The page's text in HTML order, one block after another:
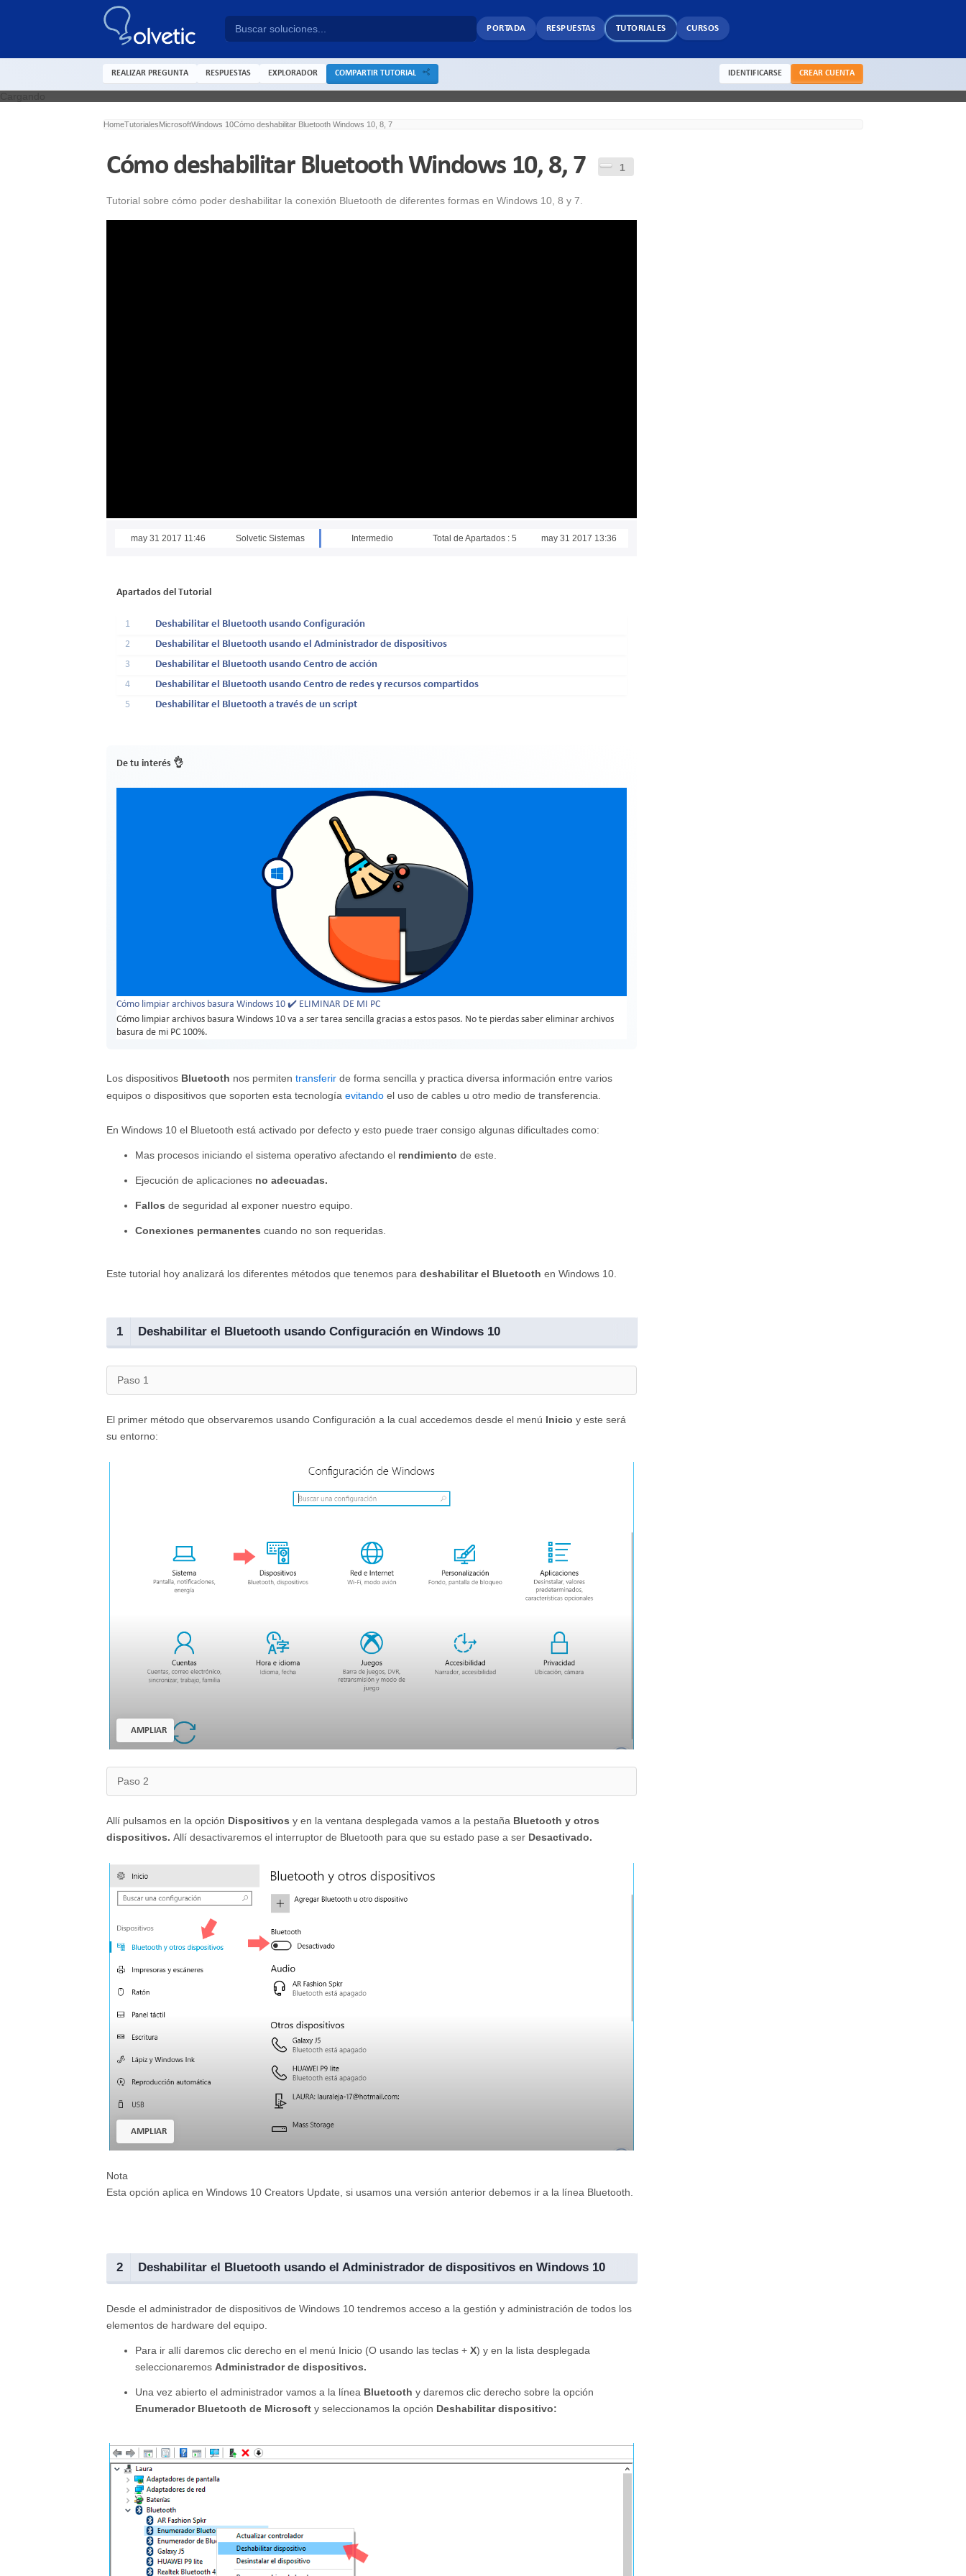
PORTADA RESPUESTAS TUTORIALES CURSOS
REALIZAR PREGUNTA RESPUESTAS EXPLORADOR COMPARTIR TUTORIAL IDENTIFICARSE CREAR CUENTA
HomeTutorialesMicrosoftWindows 10Cómo deshabilitar Bluetooth Windows 10, 8, 7
1
Cómo deshabilitar Bluetooth Windows 10, 8, 7
Tutorial sobre cómo poder deshabilitar la conexión Bluetooth de diferentes formas en Windows 10, 8 y 7.
may 31 2017 11:46 Solvetic Sistemas Intermedio Total de Apartados : 5 may 31 2017 13:36
Apartados del Tutorial
1
Deshabilitar el Bluetooth usando Configuración
2
Deshabilitar el Bluetooth usando el Administrador de dispositivos
3
Deshabilitar el Bluetooth usando Centro de acción
4
Deshabilitar el Bluetooth usando Centro de redes y recursos compartidos
5
Deshabilitar el Bluetooth a través de un script
De tu interés 👌
Cómo limpiar archivos basura Windows 10 ✔️ ELIMINAR DE MI PC
Cómo limpiar archivos basura Windows 10 va a ser tarea sencilla gracias a estos pasos. No te pierdas saber eliminar archivos
basura de mi PC 100%.
Los dispositivos Bluetooth nos permiten transferir de forma sencilla y practica diversa información entre varios
equipos o dispositivos que soporten esta tecnología evitando el uso de cables u otro medio de transferencia.
En Windows 10 el Bluetooth está activado por defecto y esto puede traer consigo algunas dificultades como:
Mas procesos iniciando el sistema operativo afectando el rendimiento de este.
Ejecución de aplicaciones no adecuadas.
Fallos de seguridad al exponer nuestro equipo.
Conexiones permanentes cuando no son requeridas.
Este tutorial hoy analizará los diferentes métodos que tenemos para deshabilitar el Bluetooth en Windows 10.
1 Deshabilitar el Bluetooth usando Configuración en Windows 10
Paso 1
El primer método que observaremos usando Configuración a la cual accedemos desde el menú Inicio y este será
su entorno:
AMPLIAR
Paso 2
Allí pulsamos en la opción Dispositivos y en la ventana desplegada vamos a la pestaña Bluetooth y otros
dispositivos. Allí desactivaremos el interruptor de Bluetooth para que su estado pase a ser Desactivado.
AMPLIAR
Nota
Esta opción aplica en Windows 10 Creators Update, si usamos una versión anterior debemos ir a la línea Bluetooth.
2 Deshabilitar el Bluetooth usando el Administrador de dispositivos en Windows 10
Desde el administrador de dispositivos de Windows 10 tendremos acceso a la gestión y administración de todos los
elementos de hardware del equipo.
Para ir allí daremos clic derecho en el menú Inicio (O usando las teclas + X) y en la lista desplegada
seleccionaremos Administrador de dispositivos.
Una vez abierto el administrador vamos a la línea Bluetooth y daremos clic derecho sobre la opción
Enumerador Bluetooth de Microsoft y seleccionamos la opción Deshabilitar dispositivo: